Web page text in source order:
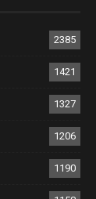
2385
1421
1327
1206
1190